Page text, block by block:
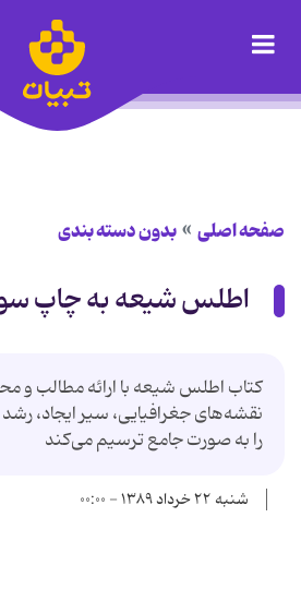
صفحه اصلی بدون دسته بندی
اطلس شیعه به چاپ
کتاب اطلس شیعه با ارائه مطالب و
نقشه‌های جغرافیایی، سیر ایجاد،
را به صورت جامع ترسیم می‌کند
شنبه ۲۲ خرداد ۱۳۸۹ - ۰۰:۰۰